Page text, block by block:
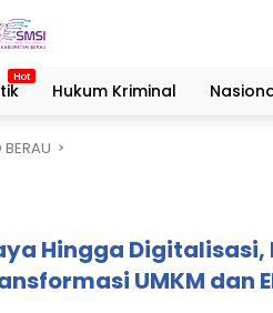
Hukum Kriminal
Hingga Digitalisasi,
UMKM dan